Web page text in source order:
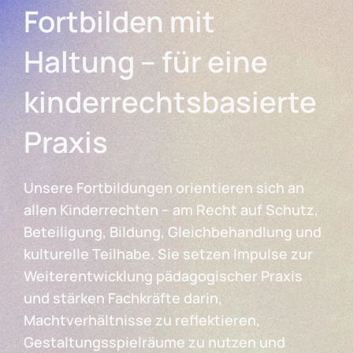
Fortbilden mit
Haltung – für eine
kinderrechtsbasierte
Praxis
Unsere Fortbildungen orientieren sich an
allen Kinderrechten – am Recht auf Schutz,
Beteiligung, Bildung, Gleichbehandlung und
kulturelle Teilhabe. Sie setzen Impulse zur
Weiterentwicklung pädagogischer Praxis
und stärken Fachkräfte darin,
Machtverhältnisse zu reflektieren,
Gestaltungsspielräume zu nutzen und